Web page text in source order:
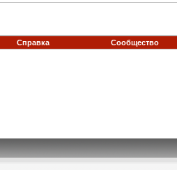
Справка Сообщество